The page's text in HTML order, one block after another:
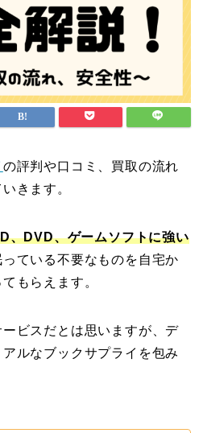
の評判や口コミ、買取の流れ
きます。
、DVD、ゲームソフトに強い
ている不要なものを自宅か
もらえます。
ビスだとは思いますが、デ
ルなブックサプライを包み